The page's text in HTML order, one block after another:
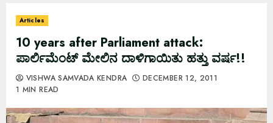
Articles
10 years after Parliament attack:
ಪಾರ್ಲಿಮೆಂಟ್ ಮೇಲಿನ ದಾಳಿಗಾಯಿತು ಹತ್ತು ವರ್ಷ!!
VISHWA SAMVADA KENDRA
DECEMBER 12, 2011
1 MIN READ